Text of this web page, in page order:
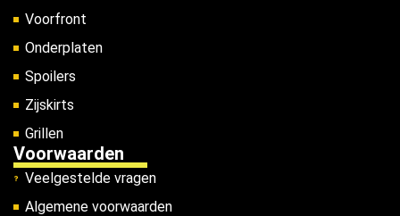
Voorfront
Onderplaten
Spoilers
Zijskirts
Grillen
Voorwaarden
Veelgestelde vragen
Algemene voorwaarden